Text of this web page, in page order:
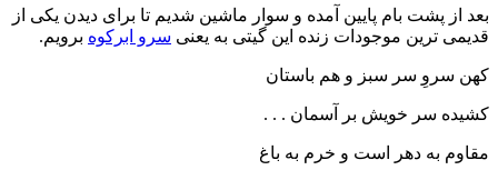
بعد از پشت بام پایین آمده و سوار ماشین شدیم تا برای دیدن یکی از
قدیمی ترین موجودات زنده این گیتی به یعنی سرو ابرکوه برویم.
کهن سروِ سر سبز و هم باستان
کشیده سر خویش بر آسمان . . .
مقاوم به دهر است و خرم به باغ